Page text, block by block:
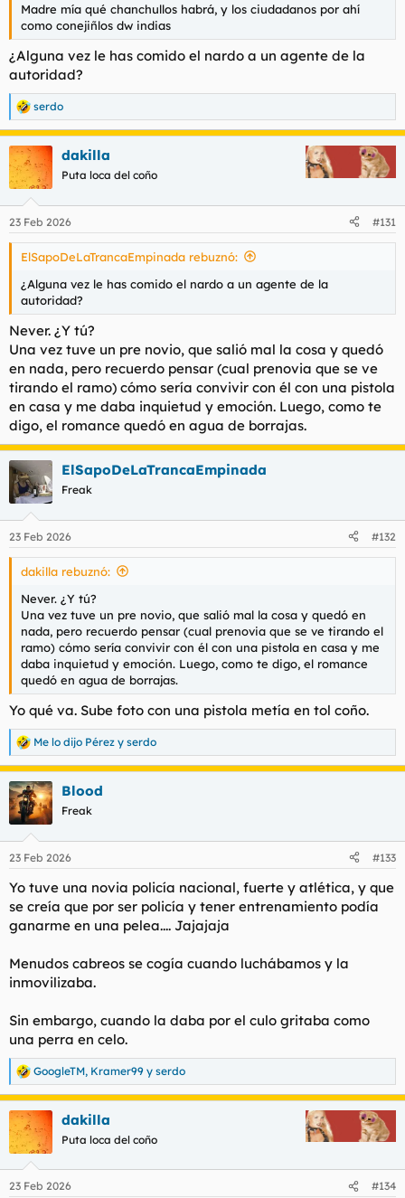
Madre mía qué chanchullos habrá, y los ciudadanos por ahí
como conejiñlos dw indias
¿Alguna vez le has comido el nardo a un agente de la
autoridad?
R
e
c
c
i
e
s
serdo
dakilla
Puta loca del coño
23 Feb 2026 #131
ElSapoDeLaTrancaEmpinada rebuznó:
¿Alguna vez le has comido el nardo a un agente de la
autoridad?
Never. ¿Y tú?
Una vez tuve un pre novio, que salió mal la cosa y quedó
en nada, pero recuerdo pensar (cual prenovia que se ve
tirando el ramo) cómo sería convivir con él con una pistola
en casa y me daba inquietud y emoción. Luego, como te
digo, el romance quedó en agua de borrajas.
ElSapoDeLaTrancaEmpinada
Freak
23 Feb 2026 #132
dakilla rebuznó:
Never. ¿Y tú?
Una vez tuve un pre novio, que salió mal la cosa y quedó en
nada, pero recuerdo pensar (cual prenovia que se ve tirando el
ramo) cómo sería convivir con él con una pistola en casa y me
daba inquietud y emoción. Luego, como te digo, el romance
quedó en agua de borrajas.
Yo qué va. Sube foto con una pistola metía en tol coño.
R
e
c
c
i
e
:
Me lo dijo Pérez y serdo
Blood
Freak
23 Feb 2026 #133
Yo tuve una novia policía nacional, fuerte y atlética, y que
se creía que por ser policía y tener entrenamiento podía
ganarme en una pelea.... Jajajaja
Menudos cabreos se cogía cuando luchábamos y la
inmovilizaba.
Sin embargo, cuando la daba por el culo gritaba como
una perra en celo.
R
e
a
c
c
i
e
GoogleTM, Kramer99 y serdo
dakilla
Puta loca del coño
23 Feb 2026 #134